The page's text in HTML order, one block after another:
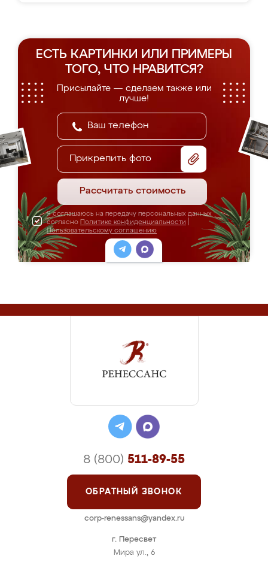
ЕСТЬ КАРТИНКИ ИЛИ ПРИМЕРЫ
ТОГО, ЧТО НРАВИТСЯ?
Присылайте — сделаем также или
лучше!
Прикрепить фото
Рассчитать стоимость
Я соглашаюсь на передачу персональных данных
согласно Политике конфиденциальности
Пользовательскому соглашению
г. Пересвет
Мира ул., 6
8 (800) 511-89-55
ОБРАТНЫЙ ЗВОНОК
corp-renessans@yandex.ru